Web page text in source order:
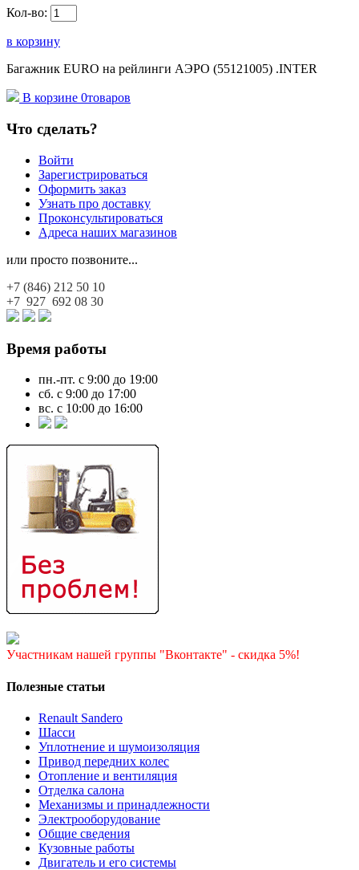
Кол-во:
в корзину
Багажник EURO на рейлинги АЭРО (55121005) .INTER
В корзине 0товаров
Что сделать?
Войти
Зарегистрироваться
Оформить заказ
Узнать про доставку
Проконсультироваться
Адреса наших магазинов
или просто позвоните...
+7 (846) 212 50 10
+7 927 692 08 30
Время работы
пн.-пт. с 9:00 до 19:00
сб. с 9:00 до 17:00
вс. с 10:00 до 16:00
Участникам нашей группы "Вконтакте" - скидка 5%!
Полезные статьи
Renault Sandero
Шасси
Уплотнение и шумоизоляция
Привод передних колес
Отопление и вентиляция
Отделка салона
Механизмы и принадлежности
Электрооборудование
Общие сведения
Кузовные работы
Двигатель и его системы